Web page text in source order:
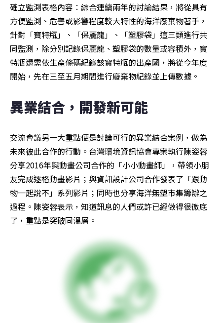
確立監測表格內容：綜合連續兩年的討論結果，將從具有
方便監測、危害或影響程度較大特性的海洋廢棄物著手，
針對「寶特瓶」、「保麗龍」、「塑膠袋」這三類進行共
同監測，除分別記錄保麗龍、塑膠袋的數量或容積外，寶
特瓶還需依生產條碼紀錄該寶特瓶的出產國，將從今年度
開始，先在三至五月期間進行廢棄物紀錄並上傳數據。
異業結合，開發新可能
交流會議另一大重點便是討論可行的異業結合案例，做為
未來彼此合作的行動。台灣環境資訊協會專案執行陳姿蓉
分享2016年與動畫公司合作的「小小動畫師」，帶領小朋
友完成逐格動畫影片；與資訊設計公司合作發表了「跟動
物一起說不」系列影片；同時也分享海洋無塑市集籌辦之
過程。陳姿蓉表示，知道訊息的人們或許已經做得很徹底
了，重點是突破同溫層。